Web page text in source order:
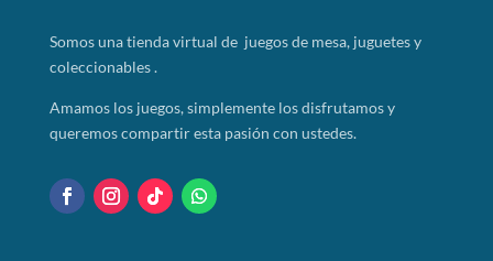
Somosuna tienda virtual de juegos de mesa, juguetes y
coleccionables .
Amamos los juegos, simplemente los disfrutamos y
queremos compartir esta pasión con ustedes.